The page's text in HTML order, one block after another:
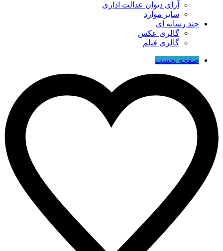
آرای دیوان عدالت اداری
سایر موارد
چند رسانه ای
گالری عکس
گالری فیلم
صفحه نخست